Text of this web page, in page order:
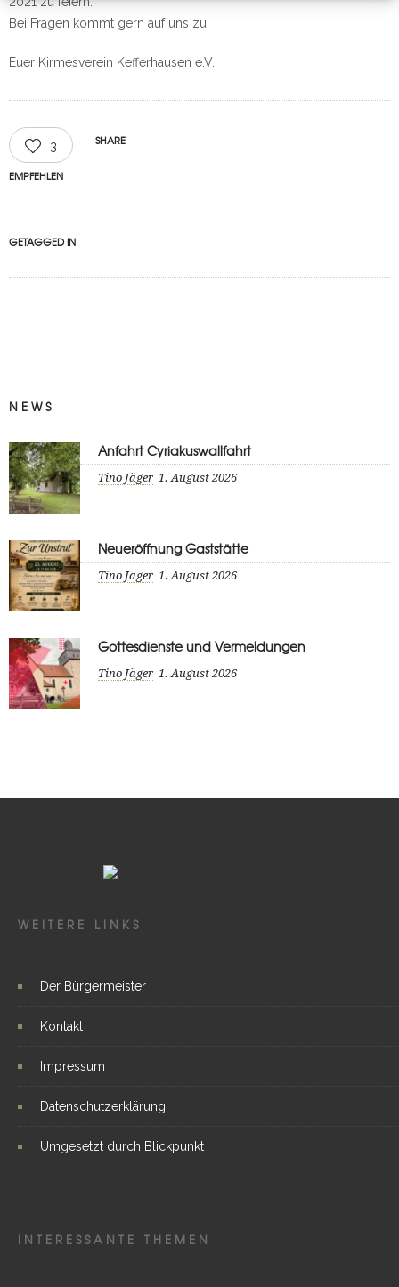
Bei Fragen kommt gern auf uns zu.
Euer Kirmesverein Kefferhausen e.V.
3
EMPFEHLEN
SHARE
GETAGGED IN
NEWS
Anfahrt Cyriakuswallfahrt
Tino Jäger 1. August 2026
Neueröffnung Gaststätte
Tino Jäger 1. August 2026
Gottesdienste und Vermeldungen
Tino Jäger 1. August 2026
WEITERE LINKS
Der Bürgermeister
Kontakt
Impressum
Datenschutzerklärung
Umgesetzt durch Blickpunkt
INTERESSANTE THEMEN